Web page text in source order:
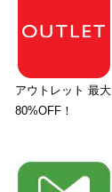
アウトレット 最大
80%OFF！